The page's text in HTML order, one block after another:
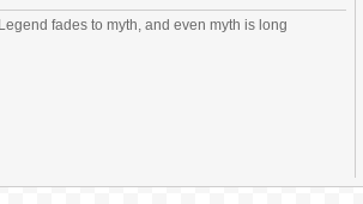
fades to myth, and even myth is long